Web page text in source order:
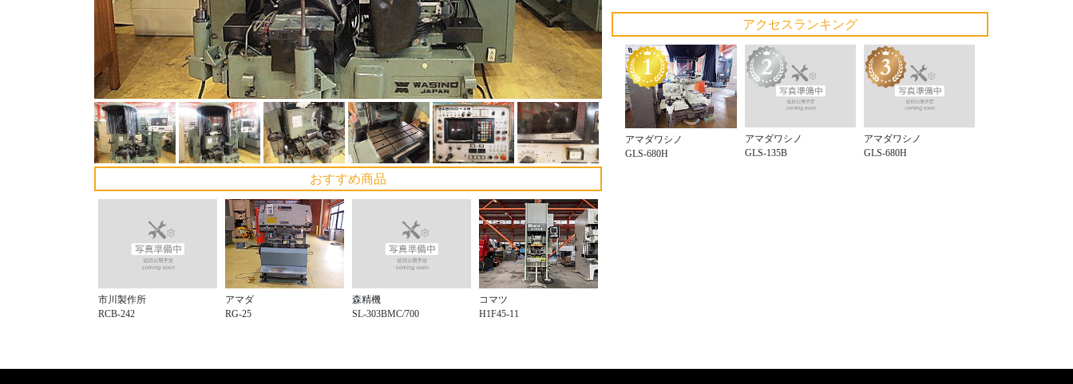
おすすめ商品
市川製作所
RCB-242
アマダ
RG-25
森精機
SL-303BMC/700
コマツ
H1F45-11
アクセスランキング
アマダワシノ
GLS-680H
アマダワシノ
GLS-135B
アマダワシノ
GLS-680H